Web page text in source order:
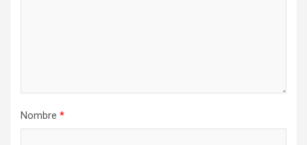
Nombre *